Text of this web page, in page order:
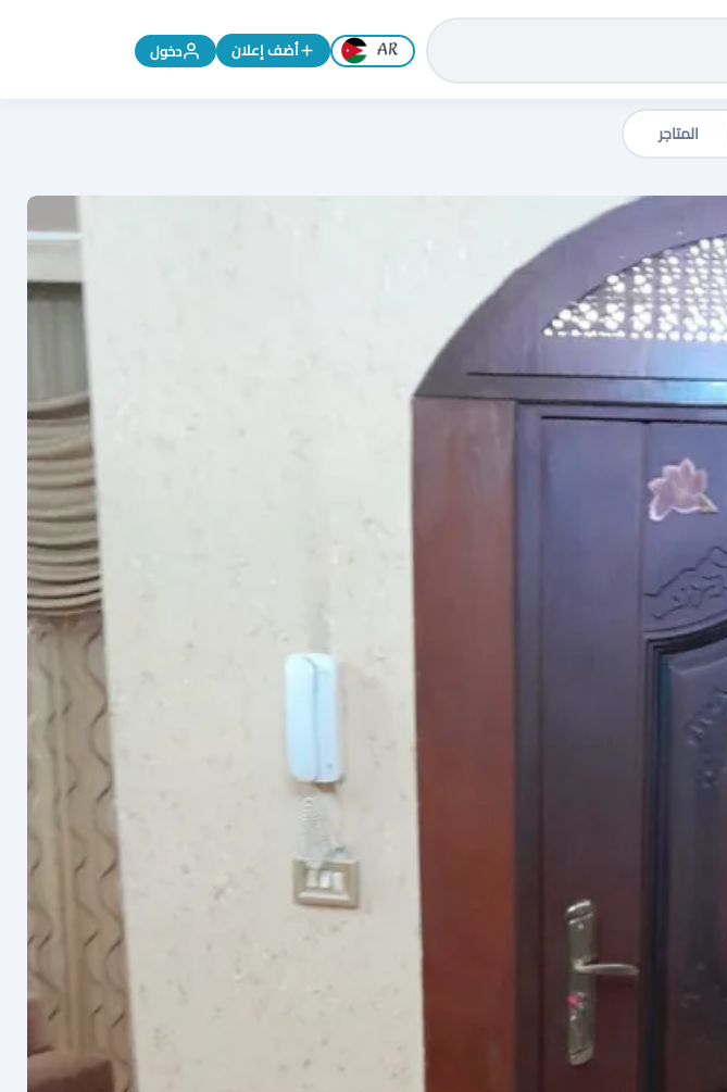
تغيير اللغة إلى الإنجليزية
أضف إعلان دخول
المتاجر